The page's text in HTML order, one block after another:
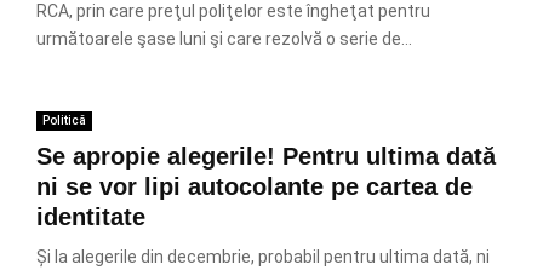
RCA, prin care preţul poliţelor este îngheţat pentru
următoarele şase luni şi care rezolvă o serie de...
Politică
Se apropie alegerile! Pentru ultima dată
ni se vor lipi autocolante pe cartea de
identitate
Și la alegerile din decembrie, probabil pentru ultima dată, ni